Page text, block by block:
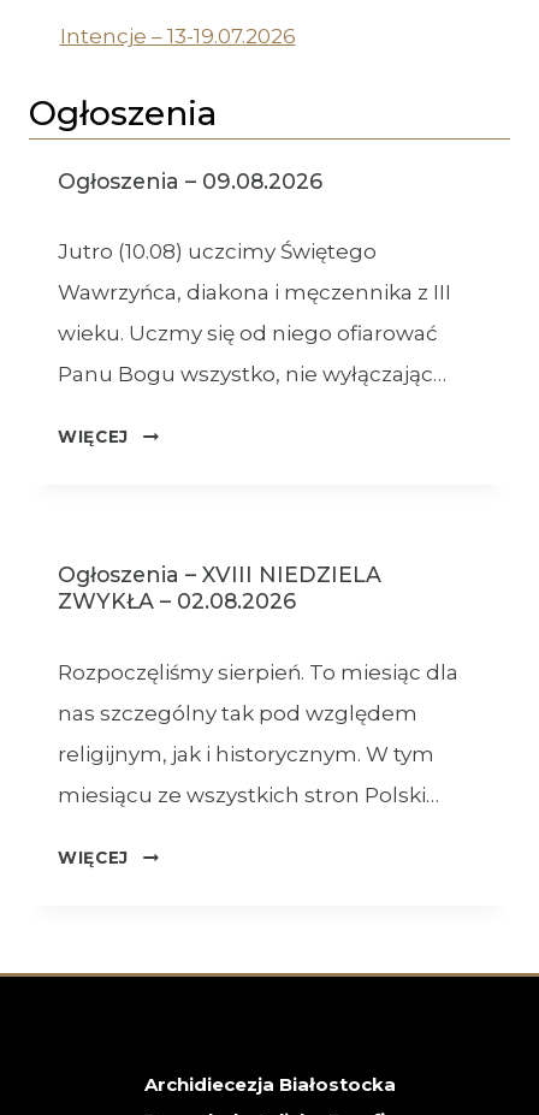
Intencje – 13-19.07.2026
Ogłoszenia
Ogłoszenia – 09.08.2026
Jutro (10.08) uczcimy Świętego
Wawrzyńca, diakona i męczennika z III
wieku. Uczmy się od niego ofiarować
Panu Bogu wszystko, nie wyłączając…
WIĘCEJ
OGŁOSZENIA
Ogłoszenia – XVIII NIEDZIELA
ZWYKŁA – 02.08.2026
Rozpoczęliśmy sierpień. To miesiąc dla
nas szczególny tak pod względem
religijnym, jak i historycznym. W tym
miesiącu ze wszystkich stron Polski…
WIĘCEJ
OGŁOSZENIA
ZWYKŁA
Archidiecezja Białostocka